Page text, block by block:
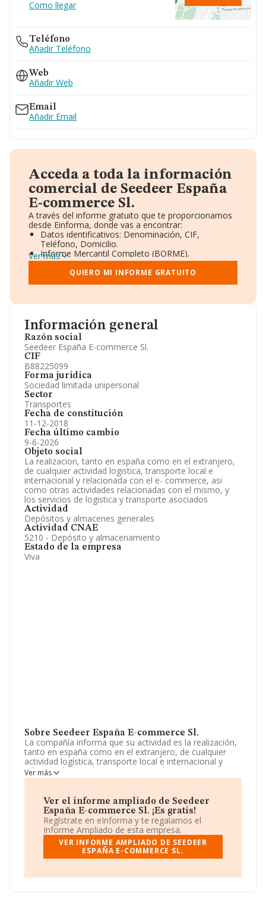
Información general
Razón social
Seedeer España E-commerce Sl.
CIF
B88225099
Forma jurídica
Sociedad limitada unipersonal
Sector
Transportes
Fecha de constitución
11-12-2018
Fecha último cambio
9-6-2026
Objeto social
La realizacion, tanto en españa como en el extranjero,
de cualquier actividad logistica, transporte local e
internacional y relacionada con el e- commerce, asi
como otras actividades relacionadas con el mismo, y
los servicios de logistica y transporte asociados
Actividad
Depósitos y almacenes generales
Actividad CNAE
5210 - Depósito y almacenamiento
Estado de la empresa
Viva
Sobre Seedeer España E-commerce Sl.
La compañía informa que su actividad es la realización,
tanto en españa como en el extranjero, de cualquier
actividad logística, transporte local e internacional y
relacionada con el e- commerce, así como otras
actividades relacionadas con el mismo, y los servicios
inscrita en el Registro Mercantil como Sociedad
Limitada. Su CNAE corresponde a 5210 con código
'Depósito y almacenamiento'. La sociedad no tiene
actividad en mercados exteriores.
La sociedad españolaSeedeer España E-commerce
, con número de identificación fiscal B88225099,
Luxemburgo núm. 3, (28821), Coslada, Madrid.
Ver más
Ver el informe ampliado de Seedeer
España E-commerce Sl. ¡Es gratis!
Regístrate en eInforma y te regalamos el
Informe Ampliado de esta empresa.
VER INFORME AMPLIADO DE SEEDEER
ESPAÑA E-COMMERCE SL.
Como llegar
Teléfono
Añadir Teléfono
Web
Añadir Web
Email
Añadir Email
Acceda a toda la información
comercial de Seedeer España
E-commerce Sl.
A través del informe gratuito que te proporcionamos
desde Einforma, donde vas a encontrar:
Datos identificativos: Denominación, CIF,
Teléfono, Domicilio.
Informe Mercantil Completo (BORME).
Gráficos de Evolución Ventas y Empleados.
Consejo de Administración y Administradores.
Directivos y Ejecutivos.
Información oficial y registral complementaria.
Ver más
QUIERO MI INFORME GRATUITO